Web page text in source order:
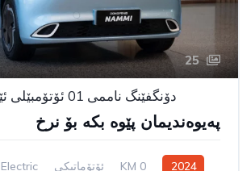
25
دۆنگفێنگ ناممی 01 ئۆتۆمبێلی ئێلیکتریک 2024
پەیوەندیمان پێوە بکە بۆ نرخ
2024
0 KM ئۆتۆماتیکی Electric